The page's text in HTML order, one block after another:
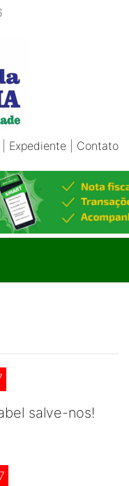
Expediente Contato
salve-nos!